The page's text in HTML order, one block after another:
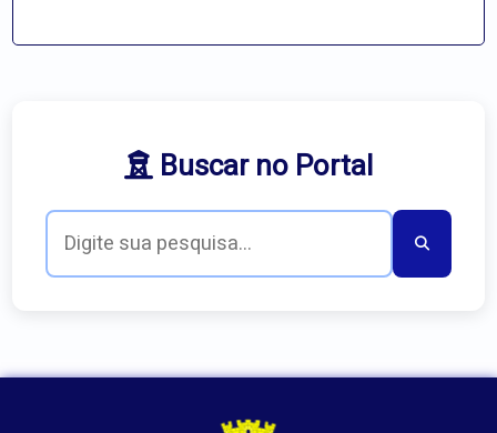
Buscar no Portal